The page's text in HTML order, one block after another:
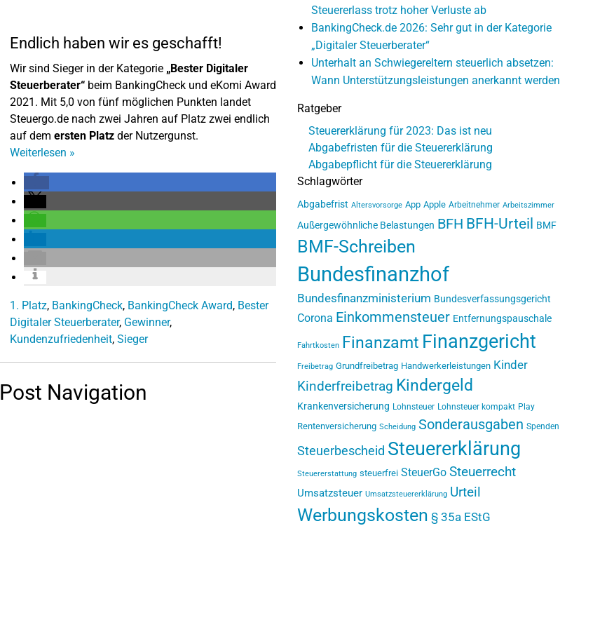
Endlich haben wir es geschafft!
Wir sind Sieger in der Kategorie „Bester Digitaler
Steuerberater“ beim BankingCheck und eKomi Award
2021. Mit 5,0 von fünf möglichen Punkten landet
Steuergo.de nach zwei Jahren auf Platz zwei endlich
auf dem ersten Platz der Nutzergunst.
Weiterlesen »
1. Platz, BankingCheck, BankingCheck Award, Bester
Digitaler Steuerberater, Gewinner,
Kundenzufriedenheit, Sieger
Post Navigation
Steuererlass trotz hoher Verluste ab
BankingCheck.de 2026: Sehr gut in der Kategorie
„Digitaler Steuerberater“
Unterhalt an Schwiegereltern steuerlich absetzen:
Wann Unterstützungsleistungen anerkannt werden
Ratgeber
Steuererklärung für 2023: Das ist neu
Abgabefristen für die Steuererklärung
Abgabepflicht für die Steuererklärung
Schlagwörter
Abgabefrist Altersvorsorge App Apple Arbeitnehmer Arbeitszimmer
Außergewöhnliche Belastungen BFH BFH-Urteil BMF
BMF-Schreiben
Bundesfinanzhof
Bundesfinanzministerium Bundesverfassungsgericht
Corona Einkommensteuer Entfernungspauschale
Fahrtkosten Finanzamt Finanzgericht
Freibetrag Grundfreibetrag Handwerkerleistungen Kinder
Kinderfreibetrag Kindergeld
Krankenversicherung Lohnsteuer Lohnsteuer kompakt Play
Rentenversicherung Scheidung Sonderausgaben Spenden
Steuerbescheid Steuererklärung
Steuererstattung steuerfrei SteuerGo Steuerrecht
Umsatzsteuer Umsatzsteuererklärung Urteil
Werbungskosten § 35a EStG